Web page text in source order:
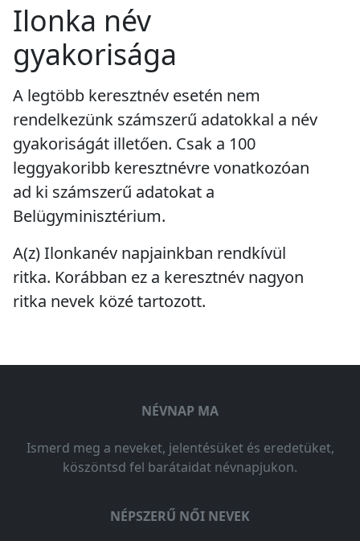
Ilonka név
gyakorisága
A legtöbb keresztnév esetén nem
rendelkezünk számszerű adatokkal a név
gyakoriságát illetően. Csak a 100
leggyakoribb keresztnévre vonatkozóan
ad ki számszerű adatokat a
Belügyminisztérium.
A(z) Ilonkanév napjainkban rendkívül
ritka. Korábban ez a keresztnév nagyon
ritka nevek közé tartozott.
NÉVNAP MA
Ismerd meg a neveket, jelentésüket és eredetüket,
köszöntsd fel barátaidat névnapjukon.
NÉPSZERŰ NŐI NEVEK